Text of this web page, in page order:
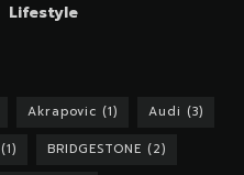
Lifestyle
Akrapovic (1) Audi (3)
(1) BRIDGESTONE (2)